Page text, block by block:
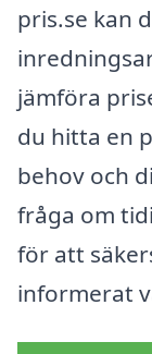
pris.se kan
jämföra
du hitta en
behov och
fråga om
för att
informerat